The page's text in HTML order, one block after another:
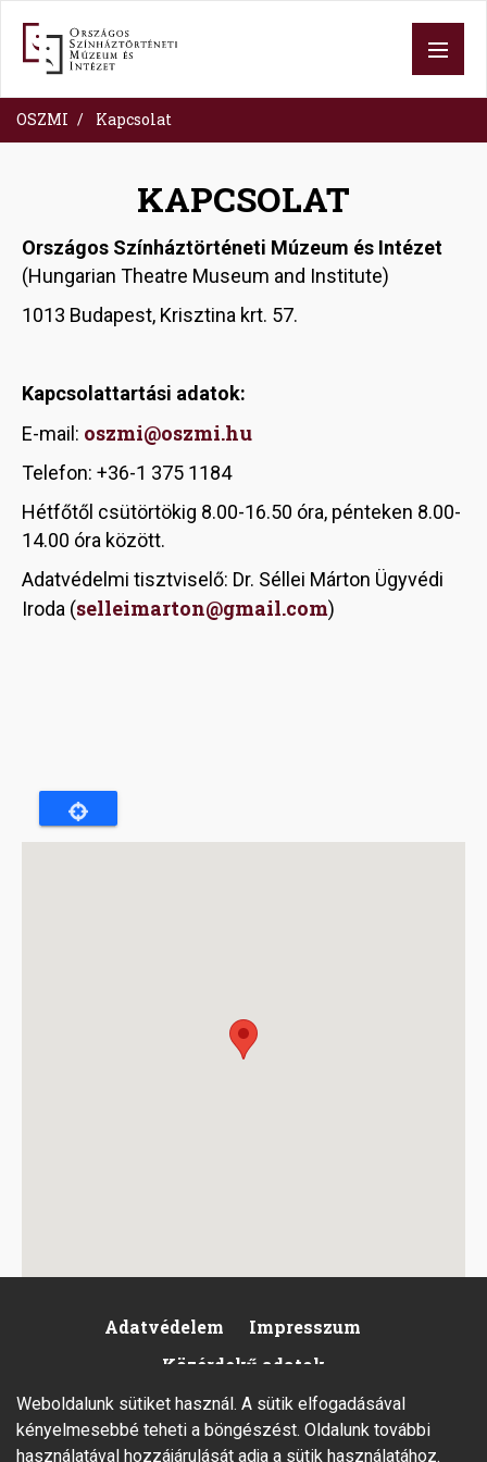
tartalomra
OSZMI Kapcsolat
KAPCSOLAT
Országos Színháztörténeti Múzeum és Intézet
(Hungarian Theatre Museum and Institute)
1013 Budapest, Krisztina krt. 57.
Kapcsolattartási adatok:
E-mail: oszmi@oszmi.hu
Telefon: +36-1 375 1184
Hétfőtől csütörtökig 8.00-16.50 óra, pénteken 8.00-
14.00 óra között.
Adatvédelmi tisztviselő: Dr. Séllei Márton Ügyvédi
Iroda (selleimarton@gmail.com)
Footer
Adatvédelem
Impresszum
Közérdekű adatok
Weboldalunk sütiket használ. A sütik elfogadásával
kényelmesebbé teheti a böngészést. Oldalunk további
használatával hozzájárulását adja a sütik használatához.